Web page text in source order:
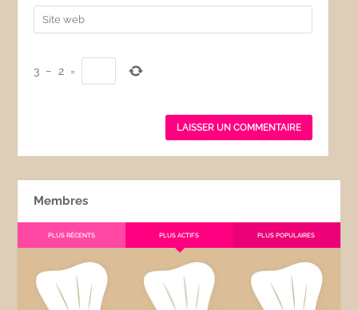
3 − 2 =
Membres
PLUS RÉCENTS PLUS ACTIFS PLUS POPULAIRES